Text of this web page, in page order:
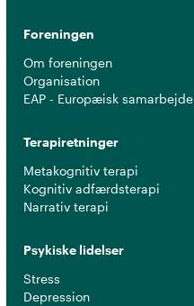
Foreningen
Om foreningen
Organisation
EAP - Europæisk samarbejde
Terapiretninger
Metakognitiv terapi
Kognitiv adfærdsterapi
Narrativ terapi
Psykiske lidelser
Stress
Depression